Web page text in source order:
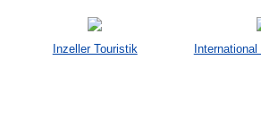
Inzeller Touristik